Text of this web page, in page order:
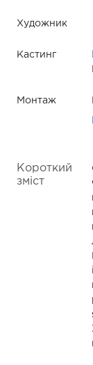
Художник
Кастинг
Монтаж
Короткий
зміст